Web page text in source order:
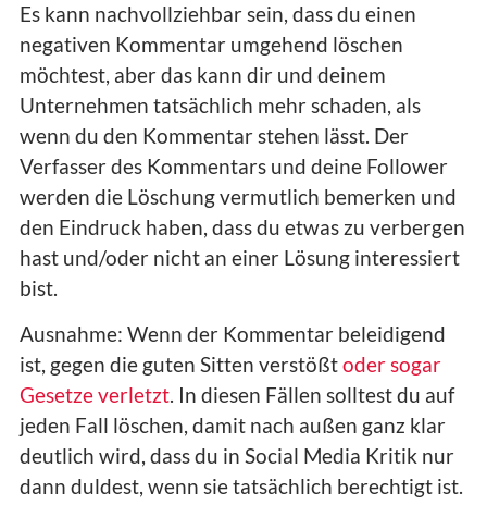
Es kann nachvollziehbar sein, dass du einen
negativen Kommentar umgehend löschen
möchtest, aber das kann dir und deinem
Unternehmen tatsächlich mehr schaden, als
wenn du den Kommentar stehen lässt. Der
Verfasser des Kommentars und deine Follower
werden die Löschung vermutlich bemerken und
den Eindruck haben, dass du etwas zu verbergen
hast und/oder nicht an einer Lösung interessiert
bist.
Ausnahme: Wenn der Kommentar beleidigend
ist, gegen die guten Sitten verstößtoder sogar
Gesetze verletzt. In diesen Fällen solltest du auf
jeden Fall löschen, damit nach außen ganz klar
deutlich wird, dass du in Social Media Kritik nur
dann duldest, wenn sie tatsächlich berechtigt ist.